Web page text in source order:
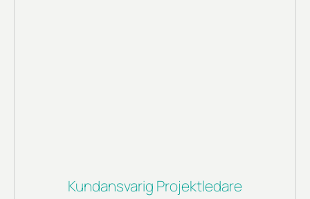
Kundansvarig Projektledare